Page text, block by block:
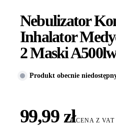
Nebulizator
Inhalator
2 Maski
Produkt obecnie
99,99 złCENA Z VAT